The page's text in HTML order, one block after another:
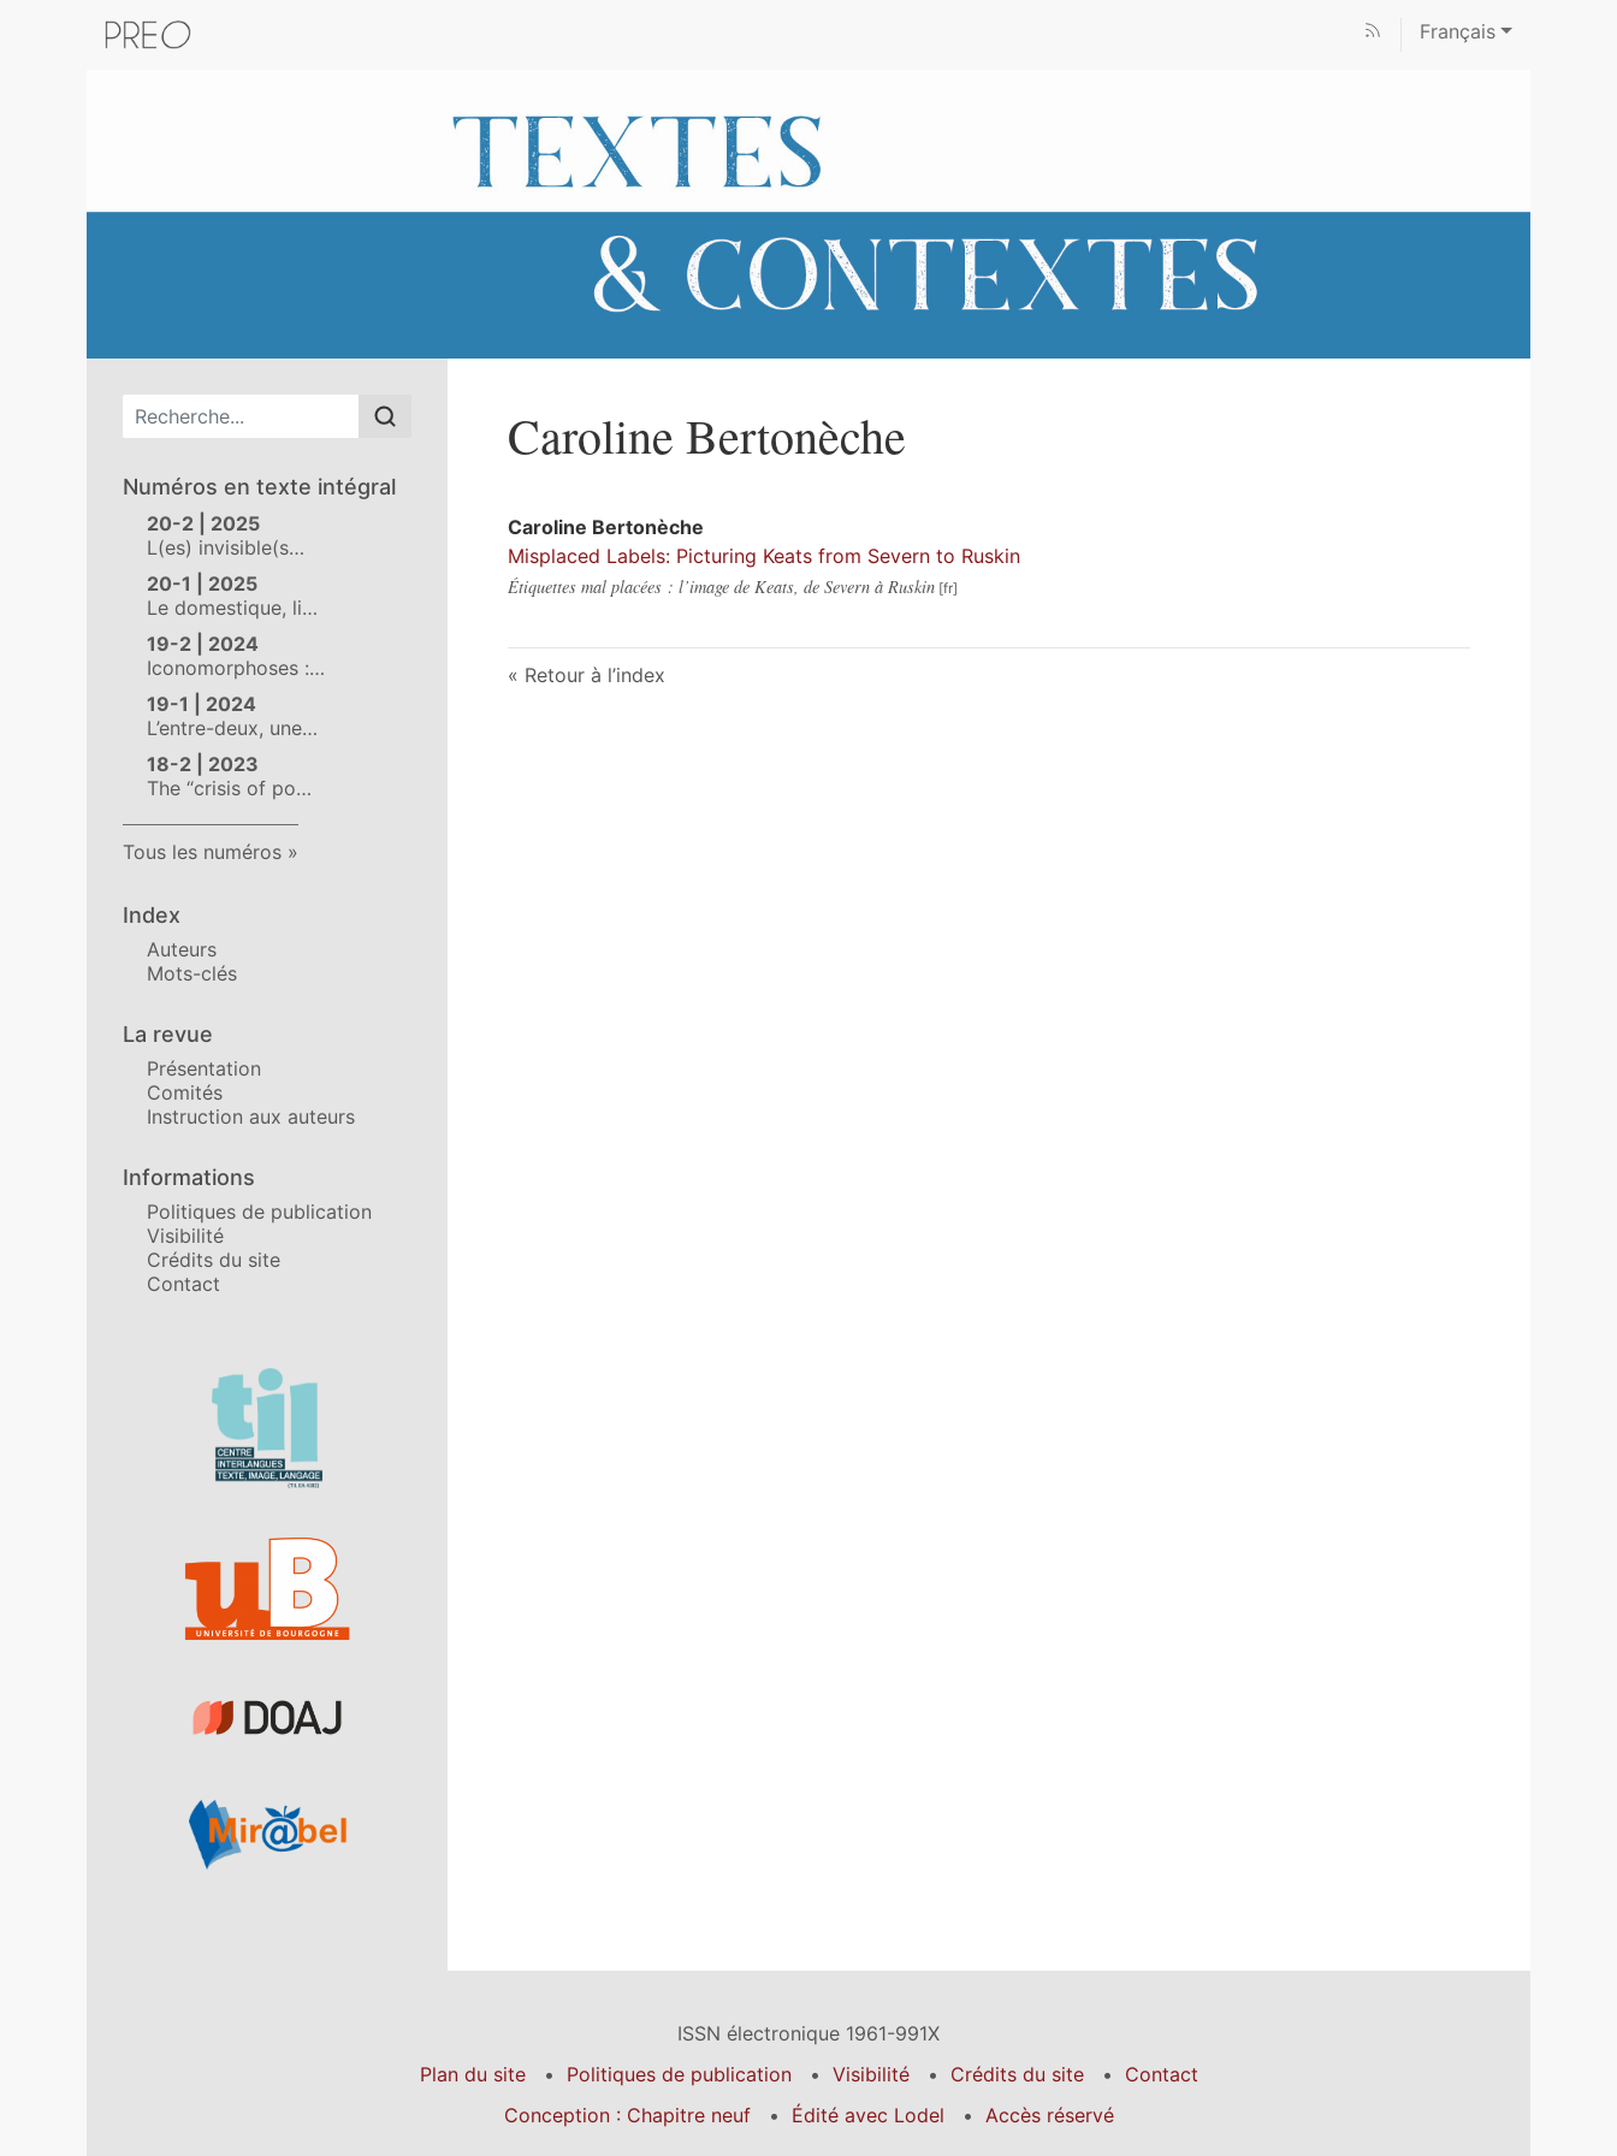
Français
Menu principal
Numéros en texte intégral
20-2 | 2025
L(es) invisible(s…
20-1 | 2025
Le domestique, li…
19-2 | 2024
Iconomorphoses :…
19-1 | 2024
L’entre-deux, une…
18-2 | 2023
The “crisis of po…
Tous les numéros
Index
Auteurs
Mots-clés
La revue
Présentation
Comités
Instruction aux auteurs
Informations
Politiques de publication
Visibilité
Crédits du site
Contact
Affiliations/partenaires
Caroline Bertonèche
Caroline Bertonèche
Misplaced Labels: Picturing Keats from Severn to Ruskin
Étiquettes mal placées : l’image de Keats, de Severn à Ruskin
Retour à l’index
ISSN électronique 1961-991X
Plan du site
Politiques de publication Visibilité Crédits du site
Contact
Conception : Chapitre neuf
Édité avec Lodel Accès réservé